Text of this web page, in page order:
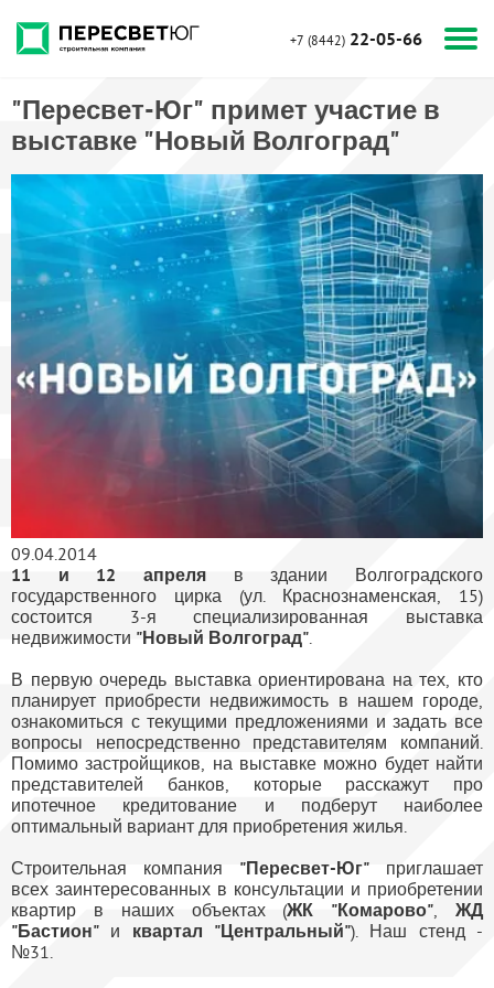
+7 (8442) 22-05-66
"Пересвет-Юг" примет участие в
выставке "Новый Волгоград"
09.04.2014
11 и 12 апреля в здании Волгоградского
государственного цирка (ул. Краснознаменская, 15)
состоится 3-я специализированная выставка
недвижимости "Новый Волгоград".
В первую очередь выставка ориентирована на тех, кто
планирует приобрести недвижимость в нашем городе,
ознакомиться с текущими предложениями и задать все
вопросы непосредственно представителям компаний.
Помимо застройщиков, на выставке можно будет найти
представителей банков, которые расскажут про
ипотечное кредитование и подберут наиболее
оптимальный вариант для приобретения жилья.
Строительная компания "Пересвет-Юг" приглашает
всех заинтересованных в консультации и приобретении
квартир в наших объектах (ЖК "Комарово",ЖД
"Бастион" и квартал "Центральный"). Наш стенд -
№31.